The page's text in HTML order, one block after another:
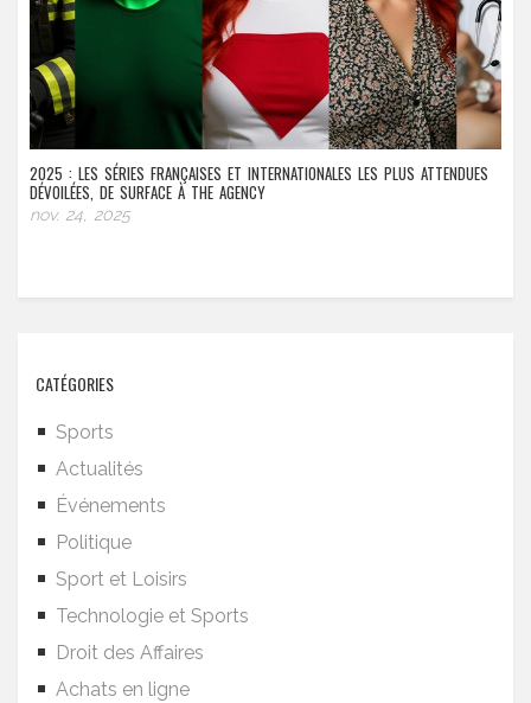
2025 : LES SÉRIES FRANÇAISES ET INTERNATIONALES LES PLUS ATTENDUES
DÉVOILÉES, DE SURFACE À THE AGENCY
nov. 24, 2025
CATÉGORIES
Sports
Actualités
Événements
Politique
Sport et Loisirs
Technologie et Sports
Droit des Affaires
Achats en ligne